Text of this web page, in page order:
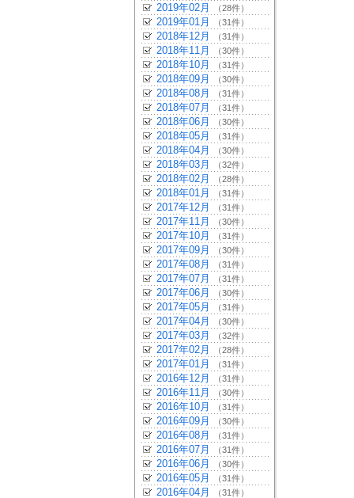
2019年02月 （28件）
2019年01月 （31件）
2018年12月 （31件）
2018年11月 （30件）
2018年10月 （31件）
2018年09月 （30件）
2018年08月 （31件）
2018年07月 （31件）
2018年06月 （30件）
2018年05月 （31件）
2018年04月 （30件）
2018年03月 （32件）
2018年02月 （28件）
2018年01月 （31件）
2017年12月 （31件）
2017年11月 （30件）
2017年10月 （31件）
2017年09月 （30件）
2017年08月 （31件）
2017年07月 （31件）
2017年06月 （30件）
2017年05月 （31件）
2017年04月 （30件）
2017年03月 （32件）
2017年02月 （28件）
2017年01月 （31件）
2016年12月 （31件）
2016年11月 （30件）
2016年10月 （31件）
2016年09月 （30件）
2016年08月 （31件）
2016年07月 （31件）
2016年06月 （30件）
2016年05月 （31件）
2016年04月 （31件）